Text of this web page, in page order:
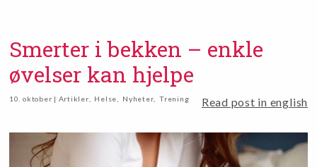
Smerter i bekken – enkle
øvelser kan hjelpe
10. oktober | Artikler Helse Nyheter Trening Read post in english